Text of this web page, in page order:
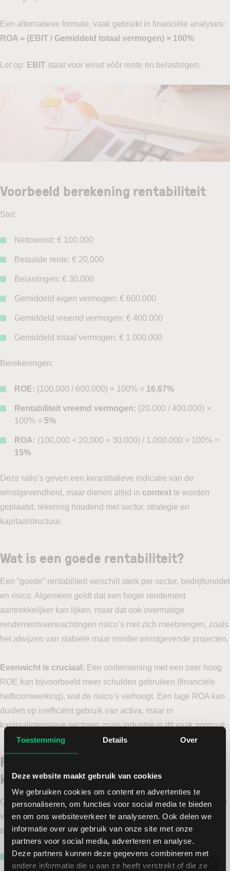
Toestemming Details Over
Deze website maakt gebruik van cookies
We gebruiken cookies om content en advertenties te
personaliseren, om functies voor social media te bieden
en om ons websiteverkeer te analyseren. Ook delen we
informatie over uw gebruik van onze site met onze
partners voor social media, adverteren en analyse.
Deze partners kunnen deze gegevens combineren met
andere informatie die u aan ze heeft verstrekt of die ze
Een alternatieve formule, vaak gebruikt in financiële analyses:
ROA = (EBIT / Gemiddeld totaal vermogen) × 100%
Let op: EBIT staat voor winst vóór rente en belastingen.
Voorbeeld berekening rentabiliteit
Stel:
Nettowinst: € 100.000
Betaalde rente: € 20.000
Belastingen: € 30.000
Gemiddeld eigen vermogen: € 600.000
Gemiddeld vreemd vermogen: € 400.000
Gemiddeld totaal vermogen: € 1.000.000
Berekeningen:
ROE: (100.000 / 600.000) × 100% = 16,67%
Rentabiliteit vreemd vermogen: (20.000 / 400.000) ×
100% = 5%
ROA: (100.000 + 20.000 + 30.000) / 1.000.000 × 100% =
15%
Deze ratio’s geven een kwantitatieve indicatie van de
winstgevendheid, maar dienen altijd in context te worden
geplaatst, rekening houdend met sector, strategie en
kapitaalstructuur.
Wat is een goede rentabiliteit?
Een “goede” rentabiliteit verschilt sterk per sector, bedrijfsmodel
en risico. Algemeen geldt dat een hoger rendement
aantrekkelijker kan lijken, maar dat ook overmatige
rendementsverwachtingen risico’s met zich meebrengen, zoals
het afwijzen van stabiele maar minder winstgevende projecten.
Evenwicht is cruciaal: Een onderneming met een zeer hoog
ROE kan bijvoorbeeld meer schulden gebruiken (financiële
hefboomwerking), wat de risico’s verhoogt. Een lage ROA kan
duiden op inefficiënt gebruik van activa, maar in
kapitaalintensieve sectoren zoals industrie is dit vaak normaal.
Relatie met andere financiële
kengetallen
Om een volledig beeld te krijgen van de financiële gezondheid
van een onderneming, is het raadzaam om rentabiliteitsratio’s
te combineren met andere kengetallen zoals:
EBITDA/ EBIT: inzicht in operationele winstgevendheid